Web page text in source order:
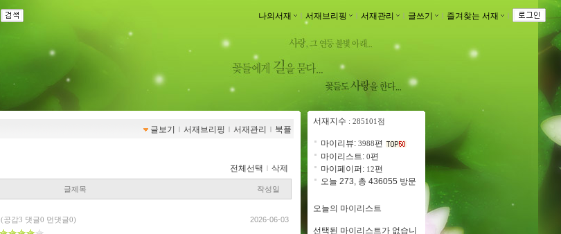
나의서재 ｌ 서재브리핑 ｌ 서재관리 ｌ 글쓰기 ｌ 즐겨찾는 서재 ｌ
글보기 ｌ 서재브리핑 ｌ 서재관리 ｌ 북플
전체선택 ｌ 삭제
글제목 작성일
(공감3 댓글0 먼댓글0) 2026-06-03
서재지수 : 285101점
마이리뷰: 3988편
마이리스트: 0편
마이페이퍼: 12편
오늘 273, 총 436055 방문
오늘의 마이리스트
선택된 마이리스트가 없습니